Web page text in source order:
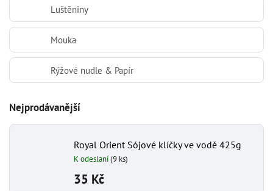
Luštěniny
Mouka
Rýžové nudle & Papír
Nejprodávanější
Royal Orient Sójové klíčky ve vodě 425g
K odeslaní(9 ks)
35 Kč